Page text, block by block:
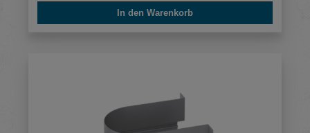
In den Warenkorb